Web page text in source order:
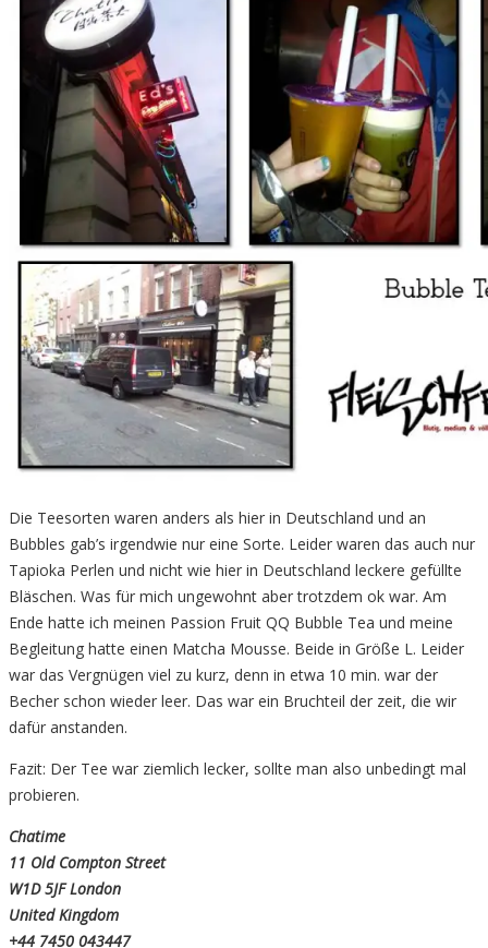
Die Teesorten waren anders als hier in Deutschland und an
Bubbles gab’s irgendwie nur eine Sorte. Leider waren das auch nur
Tapioka Perlen und nicht wie hier in Deutschland leckere gefüllte
Bläschen. Was für mich ungewohnt aber trotzdem ok war. Am
Ende hatte ich meinen Passion Fruit QQ Bubble Tea und meine
Begleitung hatte einen Matcha Mousse. Beide in Größe L. Leider
war das Vergnügen viel zu kurz, denn in etwa 10 min. war der
Becher schon wieder leer. Das war ein Bruchteil der zeit, die wir
dafür anstanden.
Fazit: Der Tee war ziemlich lecker, sollte man also unbedingt mal
probieren.
Chatime
11 Old Compton Street
W1D 5JF London
United Kingdom
+44 7450 043447